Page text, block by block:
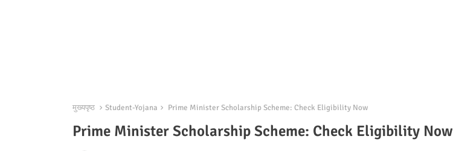
मुख्यपृष्ठ Student-Yojana Prime Minister Scholarship Scheme: Check Eligibility Now
Prime Minister Scholarship Scheme: Check Eligibility Now